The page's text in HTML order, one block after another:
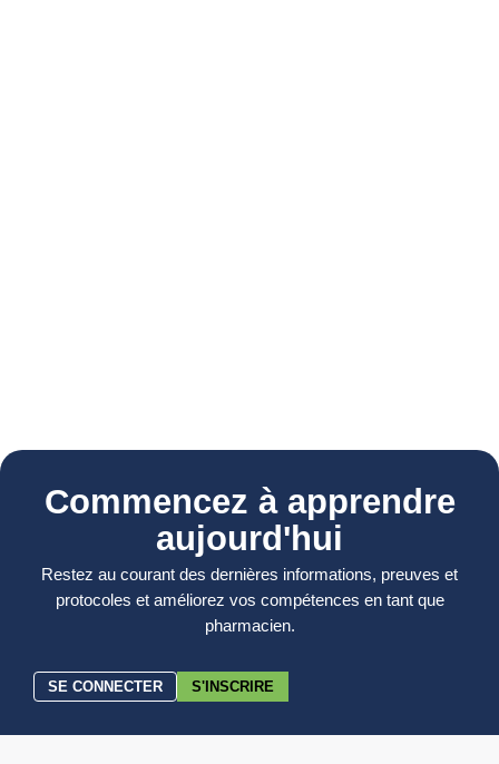
Commencez à apprendre
aujourd'hui
Restez au courant des dernières informations, preuves et
protocoles et améliorez vos compétences en tant que
pharmacien.
SE CONNECTER S'INSCRIRE